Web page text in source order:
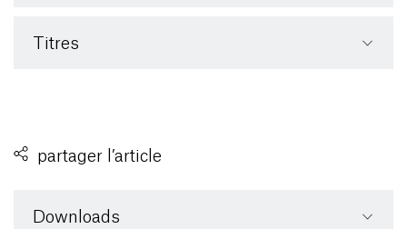
Titres
partager l’article
Downloads